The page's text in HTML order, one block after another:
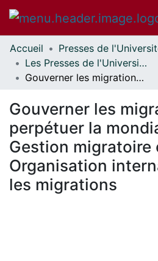
Communautés
et collections
Parcourir
À propos
Accueil
Les Presses de l'Université d'Ottawa - Publications en libre accès // University of Ottawa Press - Open Access Publications
Gouverner les migrations pour perpétuer la mondialisation: Gestion migratoire et Organisation internationale pour les migrations
Gouverner les
perpétuer la
Gestion migratoire
Organisation
les migrations